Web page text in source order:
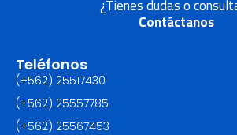
¿Tienes dudas o
Contáctanos
Teléfonos
(+562) 25517430‬
(+562) 25557785
(+562) 25567453‬